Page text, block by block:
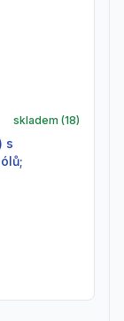
skladem (18)